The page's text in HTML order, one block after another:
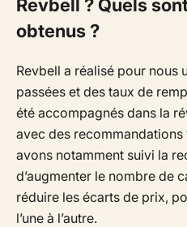
Revbell ? Quels
obtenus ?
Revbell a réalisé pour nous
passées et des taux de
été accompagnés dans la
avec des recommandations
avons notamment suivi la
d’augmenter le nombre de
réduire les écarts de prix,
l’une à l’autre.